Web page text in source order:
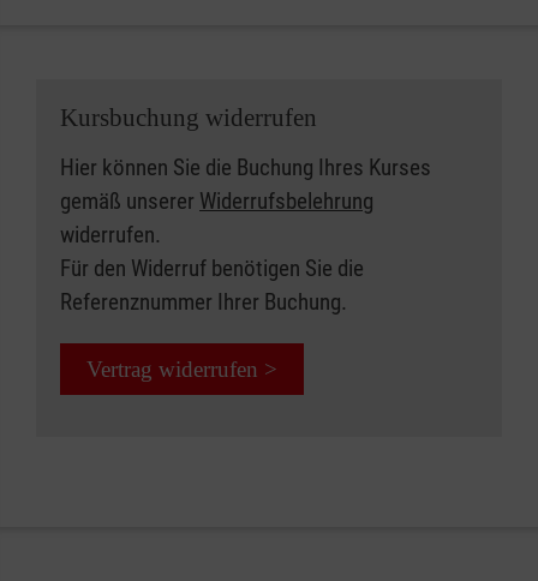
Kursbuchung widerrufen
Hier können Sie die Buchung Ihres Kurses
gemäß unserer Widerrufsbelehrung
widerrufen.
Für den Widerruf benötigen Sie die
Referenznummer Ihrer Buchung.
Vertrag widerrufen >